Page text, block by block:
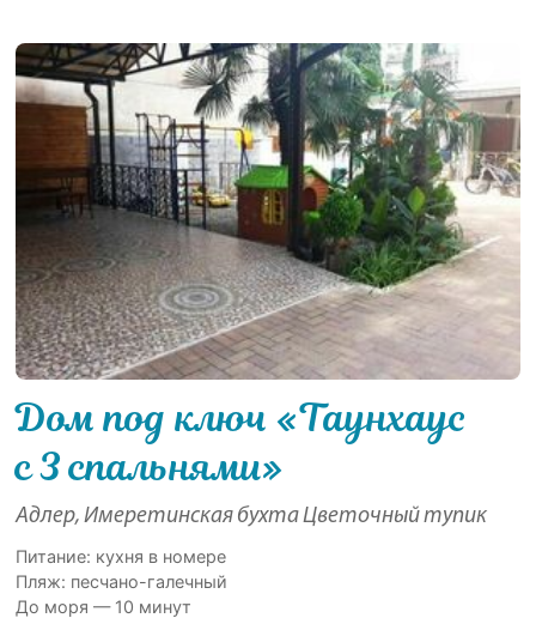
Дом под ключ «Таунхаус
с 3 спальнями»
Адлер, Имеретинская бухта Цветочный тупик
Питание: кухня в номере
Пляж: песчано-галечный
До моря — 10 минут